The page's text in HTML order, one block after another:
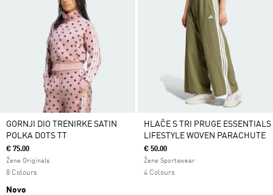
GORNJI DIO TRENIRKE SATIN
POLKA DOTS TT
€ 75.00
Žene Originals
8 Colours
Novo
HLAČE S TRI PRUGE ESSENTIALS
LIFESTYLE WOVEN PARACHUTE
€ 50.00
Žene Sportswear
4 Colours